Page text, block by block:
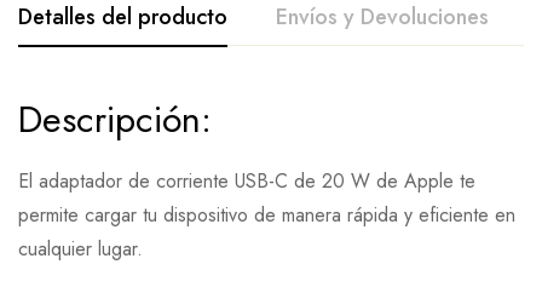
Detalles del producto Envíos y Devoluciones
Descripción:
El adaptador de corriente USB-C de 20 W de Apple te
permite cargar tu dispositivo de manera rápida y eficiente en
cualquier lugar.